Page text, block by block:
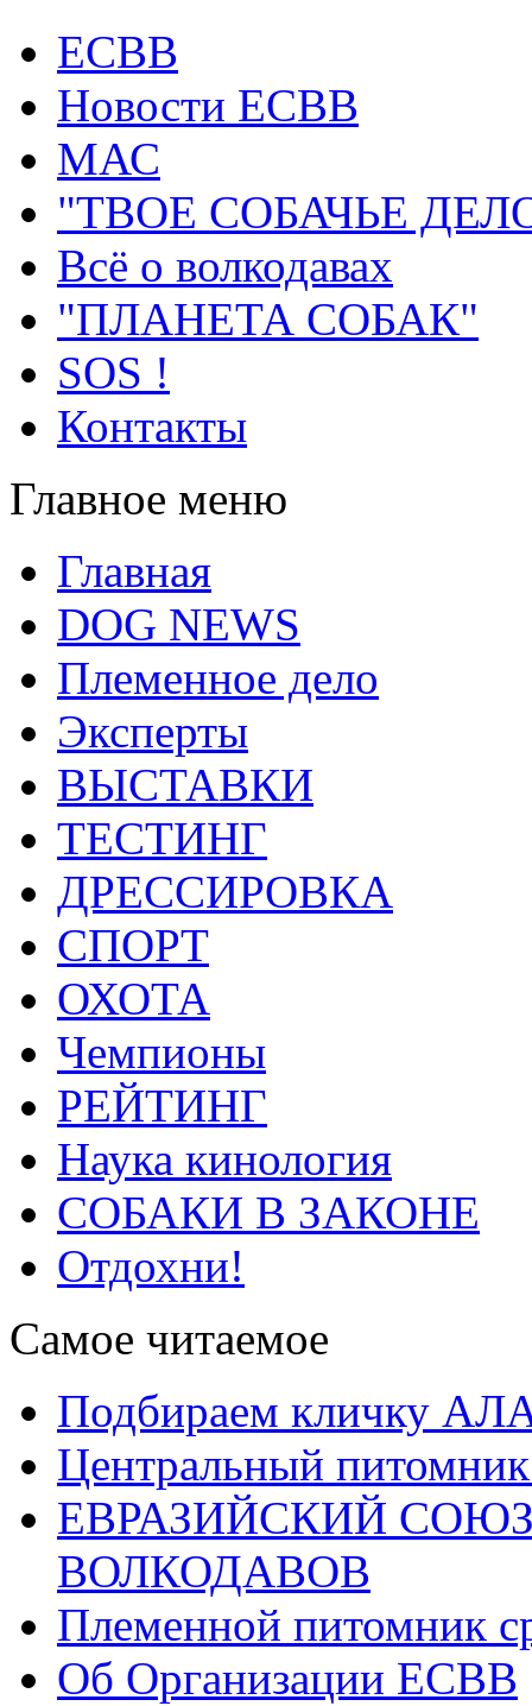
ECВB
Новости ЕСВВ
МАС
"ТВОЕ СОБАЧЬЕ
Всё о волкодавах
"ПЛАНЕТА СОБАК"
SOS !
Контакты
Главное меню
Главная
DOG NEWS
Племенное дело
Эксперты
ВЫСТАВКИ
ТЕСТИНГ
ДРЕССИРОВКА
СПОРТ
ОХОТА
Чемпионы
РЕЙТИНГ
Наука кинология
СОБАКИ В ЗАКОНЕ
Отдохни!
Самое читаемое
Подбираем кличку
Центральный
ЕВРАЗИЙСКИЙ
ВОЛКОДАВОВ
Племенной питомник
Об Организации ЕСВВ